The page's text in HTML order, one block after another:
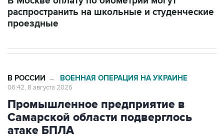
распространить на школьные и студенческие
проездные
В РОССИИ → ВОЕННАЯ ОПЕРАЦИЯ НА УКРАИНЕ
06:42, 8 августа 2026
Промышленное предприятие в
Самарской области подверглось
атаке БПЛА